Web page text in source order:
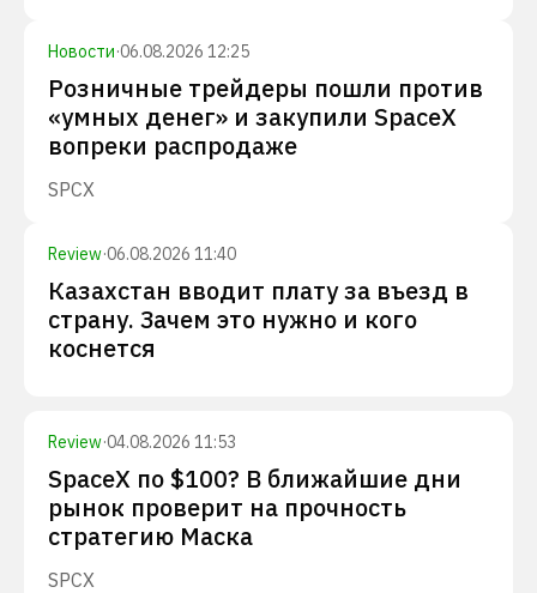
Новости·06.08.2026 12:25
Розничные трейдеры пошли против
«умных денег» и закупили SpaceX
вопреки распродаже
SPCX
Review·06.08.2026 11:40
Казахстан вводит плату за въезд в
страну. Зачем это нужно и кого
коснется
Review·04.08.2026 11:53
SpaceX по $100? В ближайшие дни
рынок проверит на прочность
стратегию Маска
SPCX